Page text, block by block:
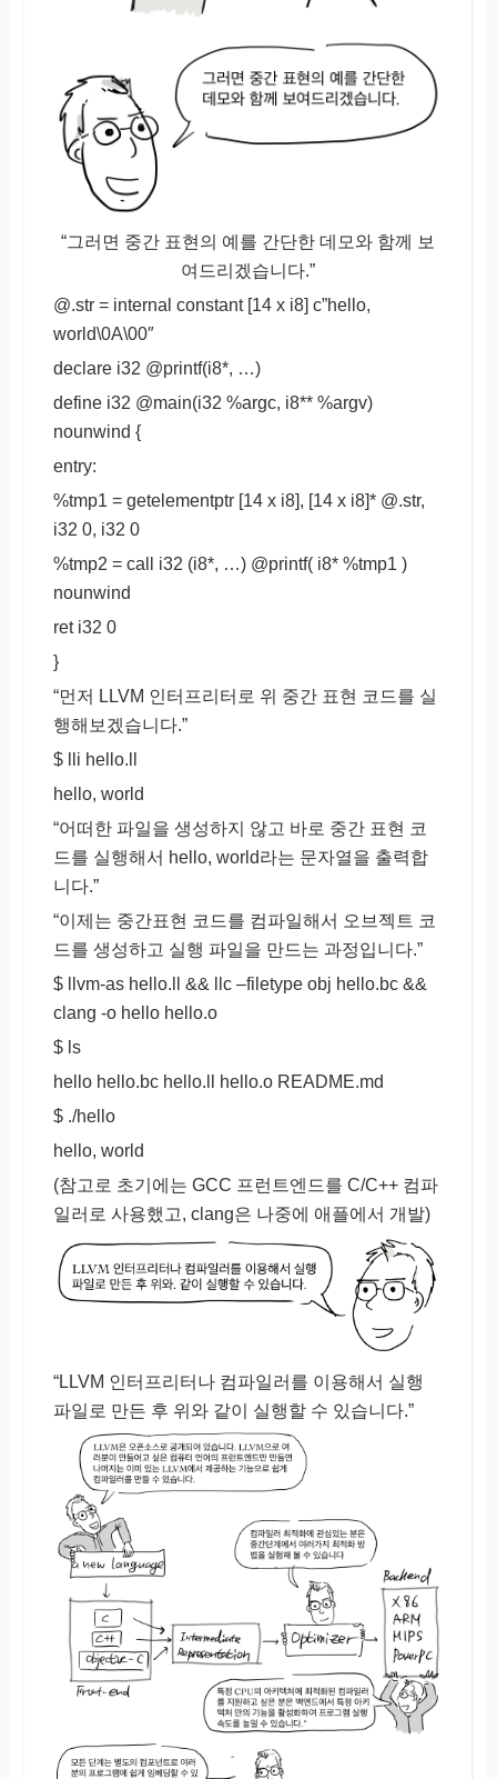
“그러면 중간 표현의 예를 간단한 데모와 함께 보
여드리겠습니다.”
@.str = internal constant [14 x i8] c”hello,
world\0A\00″
declare i32 @printf(i8*, …)
define i32 @main(i32 %argc, i8** %argv)
nounwind {
entry:
%tmp1 = getelementptr [14 x i8], [14 x i8]* @.str,
i32 0, i32 0
%tmp2 = call i32 (i8*, …) @printf( i8* %tmp1 )
nounwind
ret i32 0
}
“먼저 LLVM 인터프리터로 위 중간 표현 코드를 실
행해보겠습니다.”
$ lli hello.ll
hello, world
“어떠한 파일을 생성하지 않고 바로 중간 표현 코
드를 실행해서 hello, world라는 문자열을 출력합
니다.”
“이제는 중간표현 코드를 컴파일해서 오브젝트 코
드를 생성하고 실행 파일을 만드는 과정입니다.”
$ llvm-as hello.ll && llc –filetype obj hello.bc &&
clang -o hello hello.o
$ ls
hello hello.bc hello.ll hello.o README.md
$ ./hello
hello, world
(참고로 초기에는 GCC 프런트엔드를 C/C++ 컴파
일러로 사용했고, clang은 나중에 애플에서 개발)
“LLVM 인터프리터나 컴파일러를 이용해서 실행
파일로 만든 후 위와 같이 실행할 수 있습니다.”